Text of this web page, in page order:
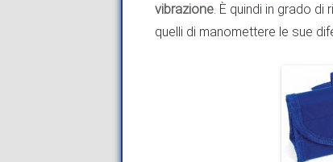
vibrazione. È quindi in grado
quelli di manomettere le sue